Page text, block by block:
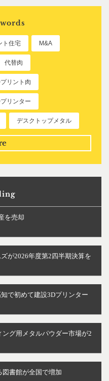
ト住宅 M&A
代替肉
リント肉
リンター
デスクトップメタル
を売却
が2026年度第2四半期決算を
で初めて建設3Dプリンター
グ用メタルパウダー市場が2
書館が全国で増加